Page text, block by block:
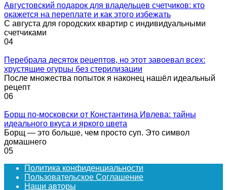
Августовский подарок для владельцев счетчиков: кто
окажется на переплате и как этого избежать
С августа для городских квартир с индивидуальными
счетчиками
04
Перебрала десяток рецептов, но этот завоевал всех:
хрустящие огурцы без стерилизации
После множества попыток я наконец нашёл идеальный
рецепт
06
Борщ по-московски от Константина Ивлева: тайны
идеального вкуса и яркого цвета
Борщ — это больше, чем просто суп. Это символ
домашнего
05
Политика конфиденциальности
Пользовательское Соглашение
Наши авторы